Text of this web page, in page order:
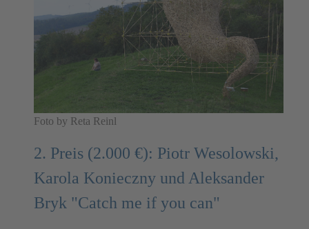
Foto by Reta Reinl
2. Preis (2.000 €): Piotr Wesolowski,
Karola Konieczny und Aleksander
Bryk "Catch me if you can"